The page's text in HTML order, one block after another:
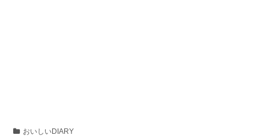
おいしいDIARY